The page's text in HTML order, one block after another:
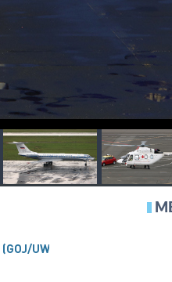
(GOJ/UWGG)